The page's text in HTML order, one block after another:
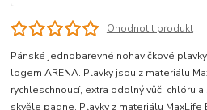
Ohodnotit produkt
Pánské jednobarevné nohavičkové
logem ARENA. Plavky jsou z materiálu
rychleschnoucí, extra odolný vůči chlóru
skvěle padne. Plavky z materiálu MaxLife